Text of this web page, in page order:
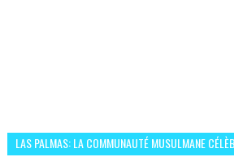
LAS PALMAS: LA COMMUNAUTÉ MUSULMANE